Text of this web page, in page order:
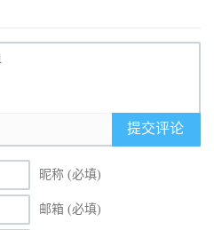
提交评论
昵称 (必填)
邮箱 (必填)